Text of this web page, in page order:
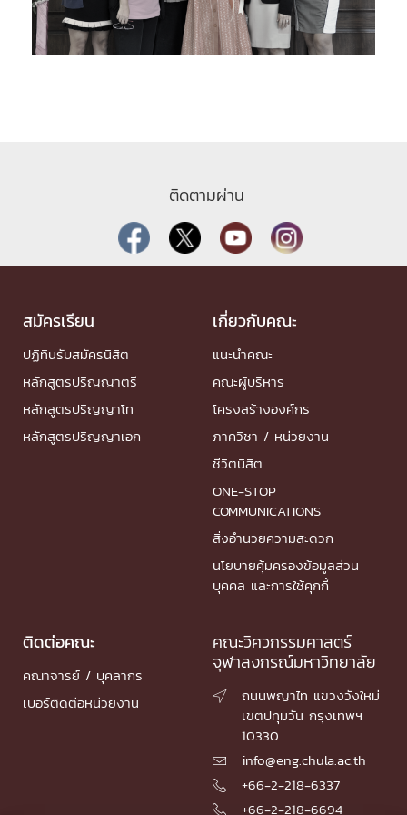
ติดตามผ่าน
สมัครเรียน
ปฏิทินรับสมัครนิสิต
หลักสูตรปริญญาตรี
หลักสูตรปริญญาโท
หลักสูตรปริญญาเอก
เกี่ยวกับคณะ
แนะนำคณะ
คณะผู้บริหาร
โครงสร้างองค์กร
ภาควิชา / หน่วยงาน
ชีวิตนิสิต
ONE-STOP
COMMUNICATIONS
สิ่งอำนวยความสะดวก
นโยบายคุ้มครองข้อมูลส่วน
บุคคล และการใช้คุกกี้
ติดต่อคณะ
คณาจารย์ / บุคลากร
เบอร์ติดต่อหน่วยงาน
คณะวิศวกรรมศาสตร์
จุฬาลงกรณ์มหาวิทยาลัย

ถนนพญาไท แขวงวังใหม่
เขตปทุมวัน กรุงเทพฯ
10330
 info@eng.chula.ac.th
 +66-2-218-6337
 +66-2-218-6694